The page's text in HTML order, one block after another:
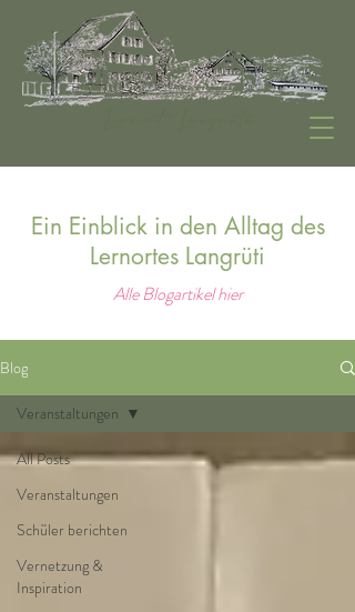
Ein Einblick in den Alltag des
Lernortes Langrüti
Alle Blogartikel hier
Blog
All Posts
Veranstaltungen
Schüler berichten
Vernetzung &
Inspiration
Veranstaltungen